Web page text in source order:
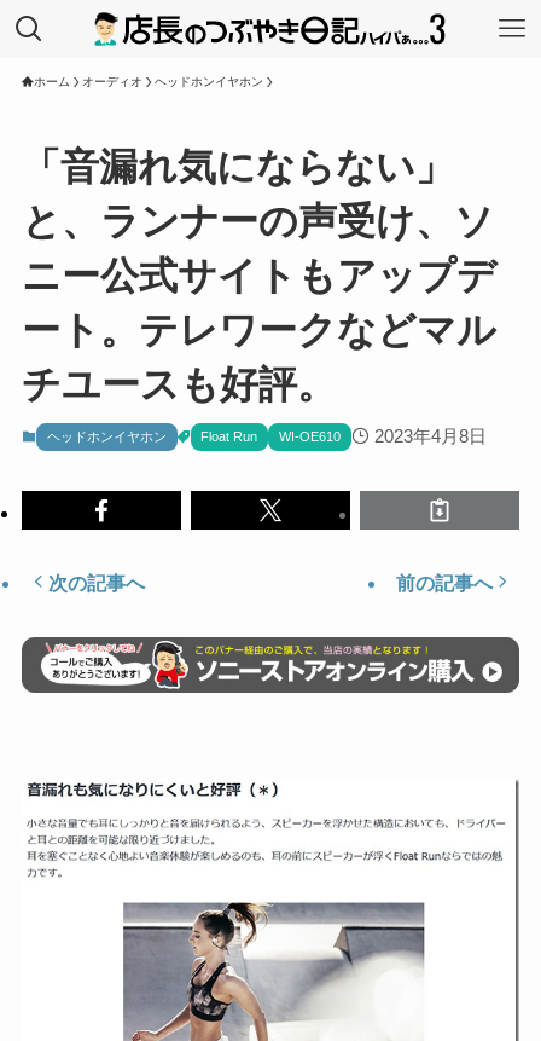
ホーム オーディオ ヘッドホンイヤホン
「音漏れ気にならない」
と、ランナーの声受け、ソ
ニー公式サイトもアップデ
ート。テレワークなどマル
チユースも好評。
ヘッドホンイヤホン Float Run WI-OE610 2023年4月8日
次の記事へ 前の記事へ